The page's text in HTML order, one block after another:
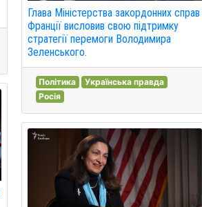
Глава Міністерства закордонних справ
Франції висловив свою підтримку
стратегії перемоги Володимира
Зеленського.
Політика
Українська правда
Росія